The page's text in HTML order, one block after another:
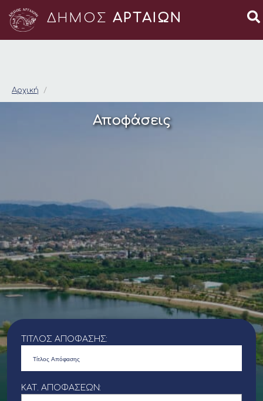
ΔΗΜΟΣ ΑΡΤΑΙΩΝ
Δήμος Αρταίων
Αρχική
Αποφάσεις
ΤΊΤΛΟΣ ΑΠΌΦΑΣΗΣ:
ΚΑΤ. ΑΠΟΦΆΣΕΩΝ: